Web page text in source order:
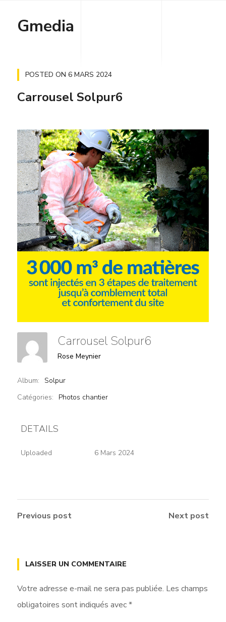
Gmedia
POSTED ON 6 MARS 2024
Carrousel Solpur6
Carrousel Solpur6
Rose Meynier
Album:
Solpur
Catégories:
Photos chantier
DETAILS
Uploaded 6 Mars 2024
Previous post Next post
LAISSER UN COMMENTAIRE
Votre adresse e-mail ne sera pas publiée. Les champs
obligatoires sont indiqués avec*